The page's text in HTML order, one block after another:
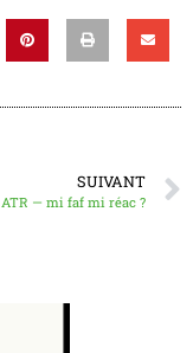
SUIVANT
ATR — mi faf mi réac ?